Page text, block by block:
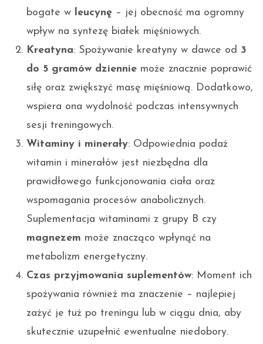
bogate w leucynę – jej obecność ma ogromny
wpływ na syntezę białek mięśniowych.
Kreatyna: Spożywanie kreatyny w dawce od 3
do 5 gramów dziennie może znacznie poprawić
siłę oraz zwiększyć masę mięśniową. Dodatkowo,
wspiera ona wydolność podczas intensywnych
sesji treningowych.
Witaminy i minerały: Odpowiednia podaż
witamin i minerałów jest niezbędna dla
prawidłowego funkcjonowania ciała oraz
wspomagania procesów anabolicznych.
Suplementacja witaminami z grupy B czy
magnezem może znacząco wpłynąć na
metabolizm energetyczny.
Czas przyjmowania suplementów: Moment ich
spożywania również ma znaczenie – najlepiej
zażyć je tuż po treningu lub w ciągu dnia, aby
skutecznie uzupełnić ewentualne niedobory.